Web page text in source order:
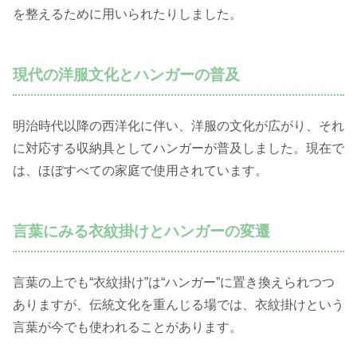
を整えるために用いられたりしました。
現代の洋服文化とハンガーの普及
明治時代以降の西洋化に伴い、洋服の文化が広がり、それ
に対応する収納具としてハンガーが普及しました。現在で
は、ほぼすべての家庭で使用されています。
言葉にみる衣紋掛けとハンガーの変遷
言葉の上でも“衣紋掛け”は“ハンガー”に置き換えられつつ
ありますが、伝統文化を重んじる場では、衣紋掛けという
言葉が今でも使われることがあります。